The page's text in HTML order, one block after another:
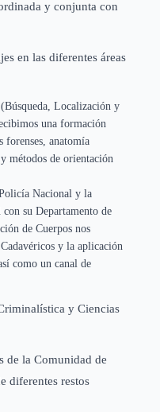
y conjunta con
en las diferentes áreas
Localización y
una formación
forenses, anatomía
métodos de orientación
Nacional y la
su Departamento de
de Cuerpos nos
y la aplicación
como un canal de
y Ciencias
de la Comunidad de
diferentes restos